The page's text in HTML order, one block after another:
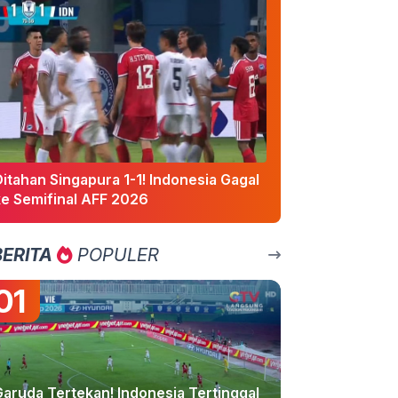
Singapura 1-1! Indonesia Gagal
Semifinal AFF 2026
POPULER
Tertekan! Indonesia Tertinggal